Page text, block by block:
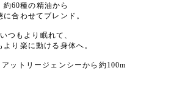
約60種の精油から
に合わせてブレンド。
いつもより眠れて、
より楽に動ける身体へ。
ットリージェンシーから約100m